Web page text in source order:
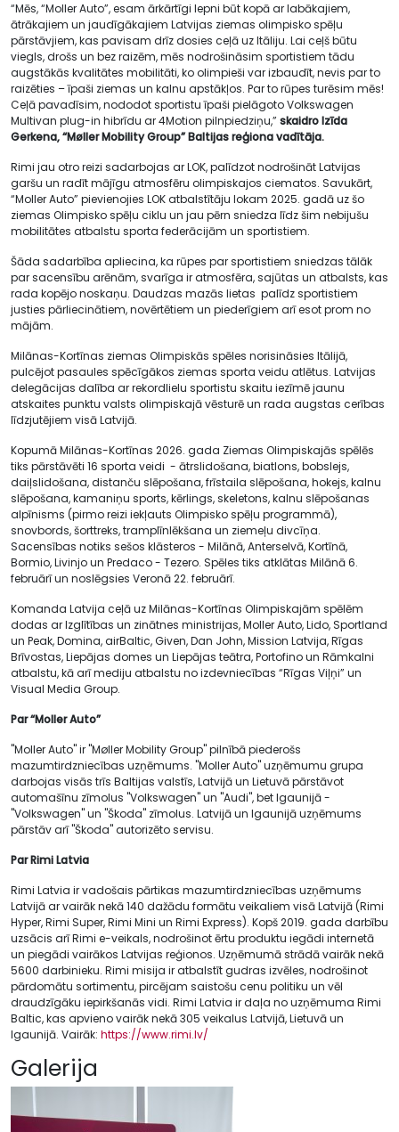
“Mēs, “Moller Auto”, esam ārkārtīgi lepni būt kopā ar labākajiem,
ātrākajiem un jaudīgākajiem Latvijas ziemas olimpisko spēļu
pārstāvjiem, kas pavisam drīz dosies ceļā uz Itāliju. Lai ceļš būtu
viegls, drošs un bez raizēm, mēs nodrošināsim sportistiem tādu
augstākās kvalitātes mobilitāti, ko olimpieši var izbaudīt, nevis par to
raizēties – īpaši ziemas un kalnu apstākļos. Par to rūpes turēsim mēs!
Ceļā pavadīsim, nododot sportistu īpaši pielāgoto Volkswagen
Multivan plug-in hibrīdu ar 4Motion pilnpiedziņu,” skaidro Izīda
Gerkena, “Møller Mobility Group” Baltijas reģiona vadītāja.
Rimi jau otro reizi sadarbojas ar LOK, palīdzot nodrošināt Latvijas
garšu un radīt mājīgu atmosfēru olimpiskajos ciematos. Savukārt,
“Moller Auto” pievienojies LOK atbalstītāju lokam 2025. gadā uz šo
ziemas Olimpisko spēļu ciklu un jau pērn sniedza līdz šim nebijušu
mobilitātes atbalstu sporta federācijām un sportistiem.
Šāda sadarbība apliecina, ka rūpes par sportistiem sniedzas tālāk
par sacensību arēnām, svarīga ir atmosfēra, sajūtas un atbalsts, kas
rada kopējo noskaņu. Daudzas mazās lietas palīdz sportistiem
justies pārliecinātiem, novērtētiem un piederīgiem arī esot prom no
mājām.
Milānas-Kortīnas ziemas Olimpiskās spēles norisināsies Itālijā,
pulcējot pasaules spēcīgākos ziemas sporta veidu atlētus. Latvijas
delegācijas dalība ar rekordlielu sportistu skaitu iezīmē jaunu
atskaites punktu valsts olimpiskajā vēsturē un rada augstas cerības
līdzjutējiem visā Latvijā.
Kopumā Milānas-Kortīnas 2026. gada Ziemas Olimpiskajās spēlēs
tiks pārstāvēti 16 sporta veidi - ātrslidošana, biatlons, bobslejs,
daiļslidošana, distanču slēpošana, frīstaila slēpošana, hokejs, kalnu
slēpošana, kamaniņu sports, kērlings, skeletons, kalnu slēpošanas
alpīnisms (pirmo reizi iekļauts Olimpisko spēļu programmā),
snovbords, šorttreks, tramplīnlēkšana un ziemeļu divcīņa.
Sacensības notiks sešos klāsteros - Milānā, Anterselvā, Kortīnā,
Bormio, Livinjo un Predaco - Tezero. Spēles tiks atklātas Milānā 6.
februārī un noslēgsies Veronā 22. februārī.
Komanda Latvija ceļā uz Milānas-Kortīnas Olimpiskajām spēlēm
dodas ar Izglītības un zinātnes ministrijas, Moller Auto, Lido, Sportland
un Peak, Domina, airBaltic, Given, Dan John, Mission Latvija, Rīgas
Brīvostas, Liepājas domes un Liepājas teātra, Portofino un Rāmkalni
atbalstu, kā arī mediju atbalstu no izdevniecības “Rīgas Viļņi” un
Visual Media Group.
Par “Moller Auto”
"Moller Auto" ir "Møller Mobility Group" pilnībā piederošs
mazumtirdzniecības uzņēmums. "Moller Auto" uzņēmumu grupa
darbojas visās trīs Baltijas valstīs, Latvijā un Lietuvā pārstāvot
automašīnu zīmolus "Volkswagen" un "Audi", bet Igaunijā -
"Volkswagen" un "Škoda" zīmolus. Latvijā un Igaunijā uzņēmums
pārstāv arī "Škoda" autorizēto servisu.
Par Rimi Latvia
Rimi Latvia ir vadošais pārtikas mazumtirdzniecības uzņēmums
Latvijā ar vairāk nekā 140 dažādu formātu veikaliem visā Latvijā (Rimi
Hyper, Rimi Super, Rimi Mini un Rimi Express). Kopš 2019. gada darbību
uzsācis arī Rimi e-veikals, nodrošinot ērtu produktu iegādi internetā
un piegādi vairākos Latvijas reģionos. Uzņēmumā strādā vairāk nekā
5600 darbinieku. Rimi misija ir atbalstīt gudras izvēles, nodrošinot
pārdomātu sortimentu, pircējam saistošu cenu politiku un vēl
draudzīgāku iepirkšanās vidi. Rimi Latvia ir daļa no uzņēmuma Rimi
Baltic, kas apvieno vairāk nekā 305 veikalus Latvijā, Lietuvā un
Igaunijā. Vairāk: https://www.rimi.lv/
Galerija